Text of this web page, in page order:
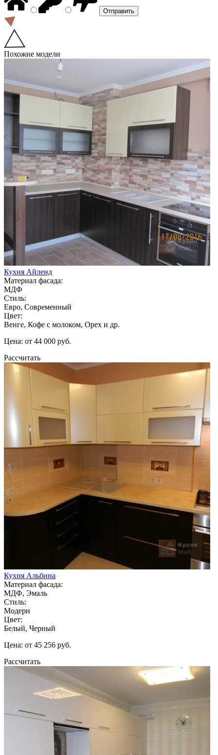
Похожие модели
Кухня Айленд
Материал фасада:
МДФ
Стиль:
Евро, Современный
Цвет:
Венге, Кофе с молоком, Орех и др.
Цена: от 44 000 руб.
Рассчитать
Кухня Альбина
Материал фасада:
МДФ, Эмаль
Стиль:
Модерн
Цвет:
Белый, Черный
Цена: от 45 256 руб.
Рассчитать